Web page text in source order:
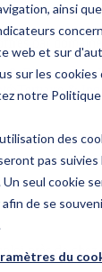
ainsi
web et sur
sur les cookies
notre
des
pas
seul cookie
de se
du
& Restauration
Tertiaire &
près de chez